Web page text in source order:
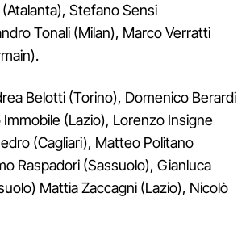
Stefano Sensi
Tonali (Milan), Marco Verratti
Belotti (Torino), Domenico Berardi
(Lazio), Lorenzo Insigne
(Cagliari), Matteo Politano
Raspadori (Sassuolo), Gianluca
Mattia Zaccagni (Lazio), Nicolò